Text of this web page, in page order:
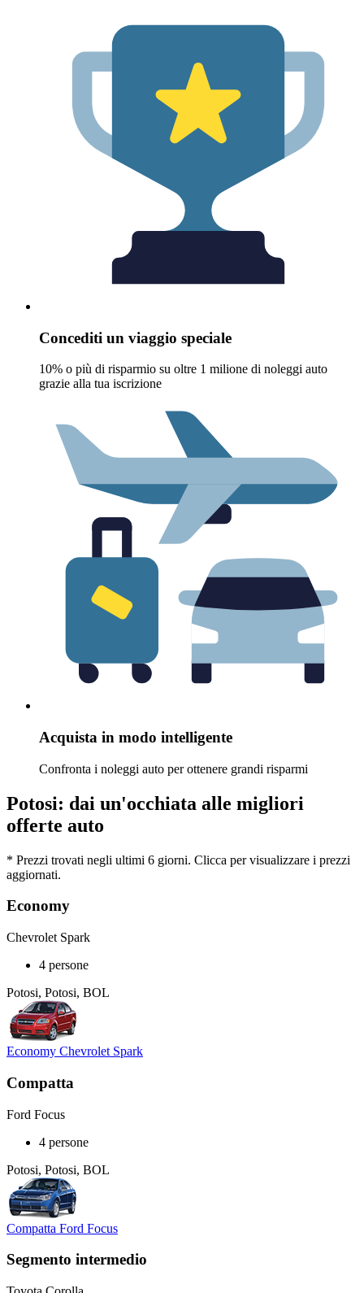
Concediti un viaggio speciale
10% o più di risparmio su oltre 1 milione di noleggi auto
grazie alla tua iscrizione
Acquista in modo intelligente
Confronta i noleggi auto per ottenere grandi risparmi
Potosi: dai un'occhiata alle migliori
offerte auto
* Prezzi trovati negli ultimi 6 giorni. Clicca per visualizzare i prezzi
aggiornati.
Economy
Chevrolet Spark
4 persone
Potosi, Potosi, BOL
Economy Chevrolet Spark
Compatta
Ford Focus
4 persone
Potosi, Potosi, BOL
Compatta Ford Focus
Segmento intermedio